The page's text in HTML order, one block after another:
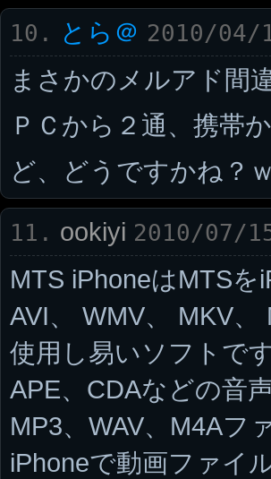
10. とら＠ 2010/04/
まさかのメルアド間
ＰＣから２通、携帯
ど、どうですかね？ｗ
11. ookiyi 2010/07/
MTS iPhoneはMTS
AVI、 WMV、 MKV
使用し易いソフトで
APE、CDAなどの音
MP3、WAV、M4Aフ
iPhoneで動画ファイ